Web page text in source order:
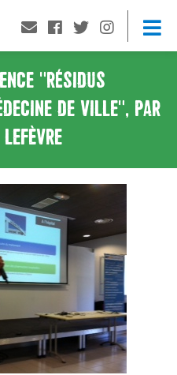
"RÉSIDUS
DE VILLE", PAR